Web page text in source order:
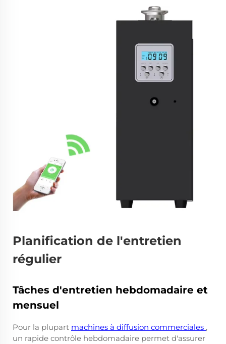
Planification de l'entretien
régulier
Tâches d'entretien hebdomadaire et
mensuel
Pour la plupart machines à diffusion commerciales ,
un rapide contrôle hebdomadaire permet d'assurer